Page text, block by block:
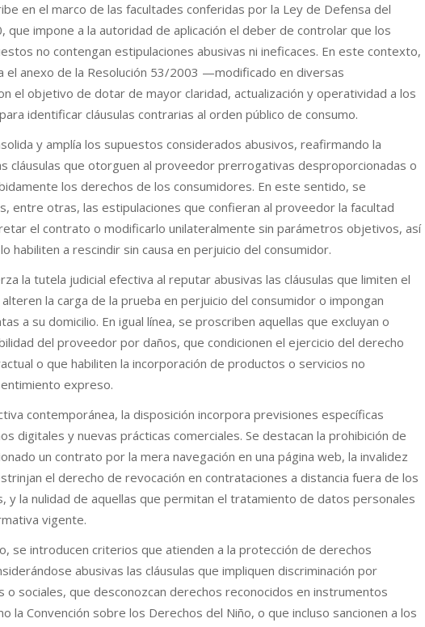
en el marco de las facultades conferidas por la Ley de Defensa del
que impone a la autoridad de aplicación el deber de controlar que los
no contengan estipulaciones abusivas ni ineficaces. En este contexto,
el anexo de la Resolución 53/2003 —modificado en diversas
el objetivo de dotar de mayor claridad, actualización y operatividad a los
identificar cláusulas contrarias al orden público de consumo.
y amplía los supuestos considerados abusivos, reafirmando la
cláusulas que otorguen al proveedor prerrogativas desproporcionadas o
los derechos de los consumidores. En este sentido, se
entre otras, las estipulaciones que confieran al proveedor la facultad
el contrato o modificarlo unilateralmente sin parámetros objetivos, así
habiliten a rescindir sin causa en perjuicio del consumidor.
la tutela judicial efectiva al reputar abusivas las cláusulas que limiten el
la carga de la prueba en perjuicio del consumidor o impongan
a su domicilio. En igual línea, se proscriben aquellas que excluyan o
del proveedor por daños, que condicionen el ejercicio del derecho
o que habiliten la incorporación de productos o servicios no
expreso.
contemporánea, la disposición incorpora previsiones específicas
digitales y nuevas prácticas comerciales. Se destacan la prohibición de
un contrato por la mera navegación en una página web, la invalidez
el derecho de revocación en contrataciones a distancia fuera de los
y la nulidad de aquellas que permitan el tratamiento de datos personales
vigente.
se introducen criterios que atienden a la protección de derechos
abusivas las cláusulas que impliquen discriminación por
o sociales, que desconozcan derechos reconocidos en instrumentos
la Convención sobre los Derechos del Niño, o que incluso sancionen a los